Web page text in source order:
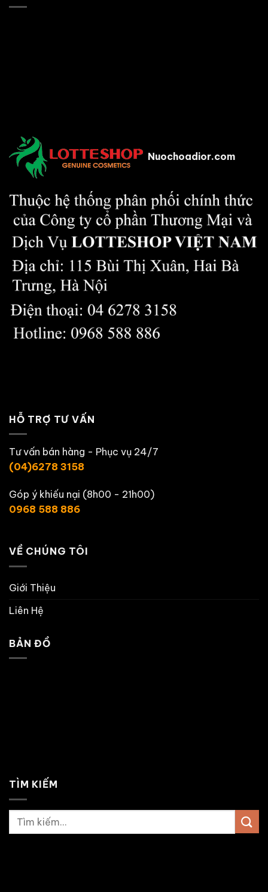
Nuochoadior.com
HỖ TRỢ TƯ VẤN
Tư vấn bán hàng - Phục vụ 24/7
(04)6278 3158
Góp ý khiếu nại (8h00 - 21h00)
0968 588 886
VỀ CHÚNG TÔI
Giới Thiệu
Liên Hệ
BẢN ĐỒ
TÌM KIẾM
Tìm